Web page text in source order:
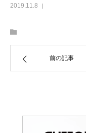
2019.11.8
前の記事
会社概要